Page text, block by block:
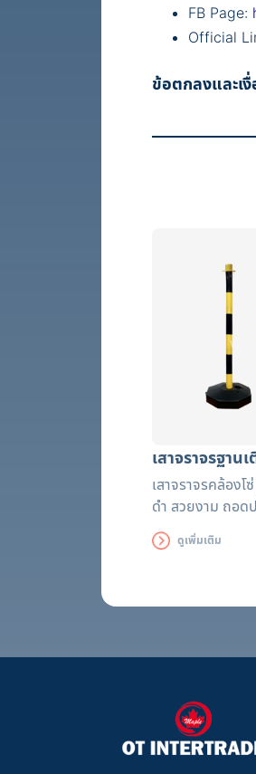
FB Page:
Official
ข้อตกลงและเงื่
เสาจราจรฐา
เสาจราจรคล้องโ
ดำ สวยงาม ถอด
ตามต้องการ (เห
แดง) สามารถปรับ
ดูเพิ่มเติม